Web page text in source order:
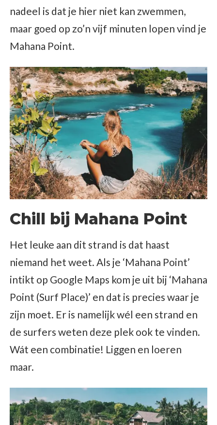
nadeel is dat je hier niet kan zwemmen,
maar goed op zo’n vijf minuten lopen vind je
Mahana Point.
Chill bij Mahana Point
Het leuke aan dit strand is dat haast
niemand het weet. Als je ‘Mahana Point’
intikt op Google Maps kom je uit bij ‘Mahana
Point (Surf Place)’ en dat is precies waar je
zijn moet. Er is namelijk wél een strand en
de surfers weten deze plek ook te vinden.
Wát een combinatie! Liggen en loeren
maar.